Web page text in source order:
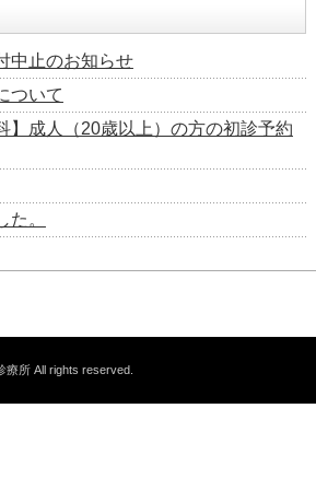
中止のお知らせ
ついて
】成人（20歳以上）の方の初診予約
た。
療所 All rights reserved.